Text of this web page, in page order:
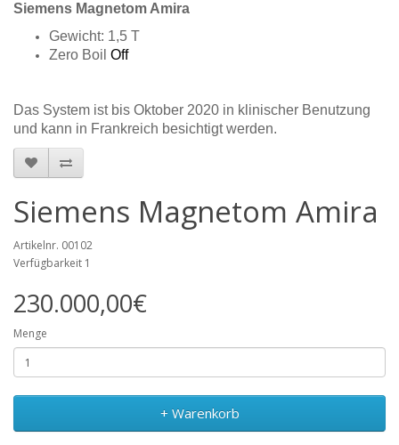
Siemens Magnetom Amira
Gewicht: 1,5 T
Zero Boil Off
Das System ist bis Oktober 2020 in klinischer Benutzung
und kann in Frankreich besichtigt werden.
Siemens Magnetom Amira
Artikelnr. 00102
Verfügbarkeit 1
230.000,00€
Menge
+ Warenkorb